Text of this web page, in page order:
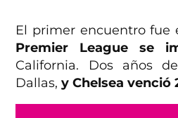
El primer encuentro fue
Premier League se
California. Dos años
Dallas,y Chelsea venció